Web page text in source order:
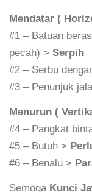
Mendatar (
#1 – Batuan
pecah) > Serpih
#2 – Serbu
#3 – Penunjuk
Menurun (
#4 – Pangkat
#5 – Butuh >
#6 – Benalu >
Semoga Kunci